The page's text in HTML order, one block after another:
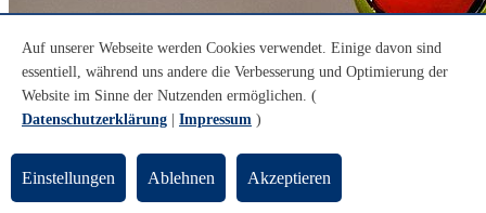
Auf unserer Webseite werden Cookies verwendet. Einige davon sind
essentiell, während uns andere die Verbesserung und Optimierung der
Website im Sinne der Nutzenden ermöglichen. (
Datenschutzerklärung
Impressum )
Einstellungen Ablehnen Akzeptieren